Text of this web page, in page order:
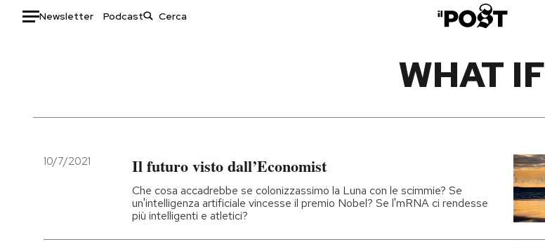
Newsletter Podcast
Italia
Politica
Cultura
Moda
Ok Boomer!
Media
Europa
WHAT IF
10/7/2021 Il futuro visto dall’Economist
Che cosa accadrebbe se colonizzassimo la Luna con le scimmie? Se
un'intelligenza artificiale vincesse il premio Nobel? Se l'mRNA ci rendesse
più intelligenti e atletici?